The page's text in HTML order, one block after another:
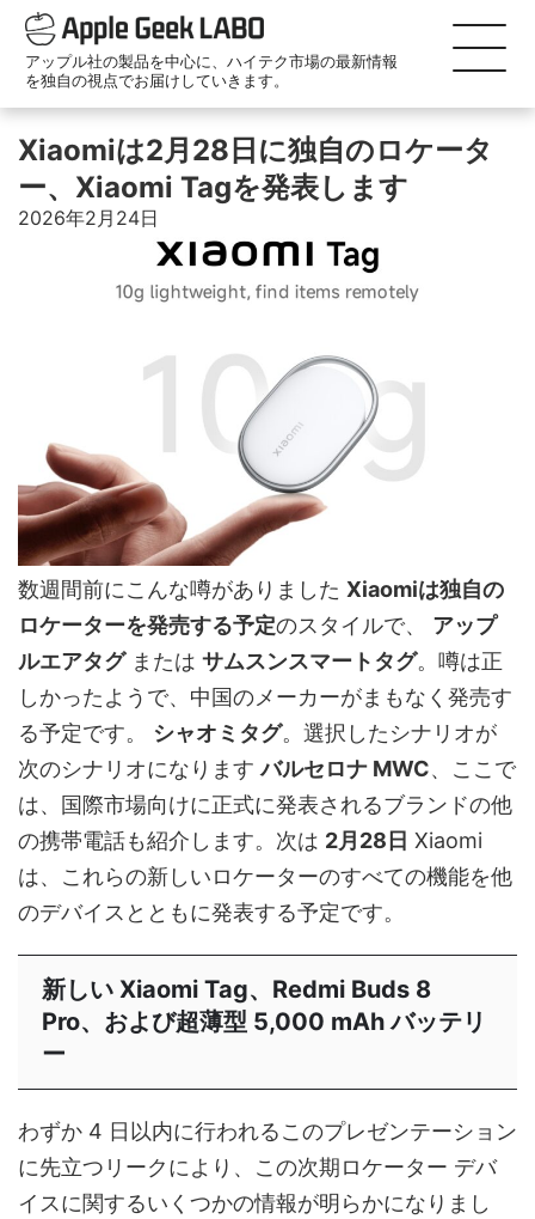
アップル社の製品を中心に、ハイテク市場の最新情報
を独自の視点でお届けしていきます。
Xiaomiは2月28日に独自のロケータ
ー、Xiaomi Tagを発表します
2026年2月24日
数週間前にこんな噂がありました Xiaomiは独自の
ロケーターを発売する予定のスタイルで、 アップ
ルエアタグまたは サムスンスマートタグ。噂は正
しかったようで、中国のメーカーがまもなく発売す
る予定です。 シャオミタグ。選択したシナリオが
次のシナリオになりますバルセロナ MWC、ここで
は、国際市場向けに正式に発表されるブランドの他
の携帯電話も紹介します。次は 2月28日 Xiaomi
は、これらの新しいロケーターのすべての機能を他
のデバイスとともに発表する予定です。
新しい Xiaomi Tag、Redmi Buds 8
Pro、および超薄型 5,000 mAh バッテリ
ー
わずか 4 日以内に行われるこのプレゼンテーション
に先立つリークにより、この次期ロケーター デバ
イスに関するいくつかの情報が明らかになりまし